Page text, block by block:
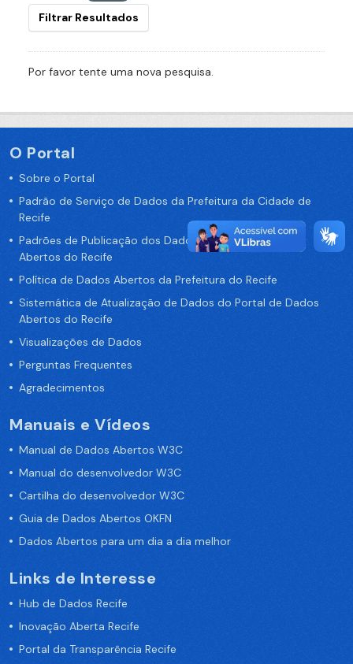
Filtrar Resultados
Por favor tente uma nova pesquisa.
O Portal
Sobre o Portal
Padrão de Serviço de Dados da Prefeitura da Cidade de
Recife
Padrões de Publicação dos Dados no Portal de Dados
Abertos do Recife
Política de Dados Abertos da Prefeitura do Recife
Sistemática de Atualização de Dados do Portal de Dados
Abertos do Recife
Visualizações de Dados
Perguntas Frequentes
Agradecimentos
Manuais e Vídeos
Manual de Dados Abertos W3C
Manual do desenvolvedor W3C
Cartilha do desenvolvedor W3C
Guia de Dados Abertos OKFN
Dados Abertos para um dia a dia melhor
Links de Interesse
Hub de Dados Recife
Inovação Aberta Recife
Portal da Transparência Recife